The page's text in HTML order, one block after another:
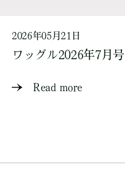
2026年05月21日
ワッグル2026年7月号
Read more